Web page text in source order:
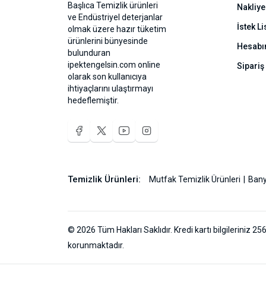
Başlıca Temizlik ürünleri
ve Endüstriyel deterjanlar
olmak üzere hazır tüketim
ürünlerini bünyesinde
bulunduran
ipektengelsin.com online
olarak son kullanıcıya
ihtiyaçlarını ulaştırmayı
hedeflemiştir.
İstek
Sipariş
Temizlik Ürünleri: Mutfak Temizlik Ürünleri
© 2026 Tüm Hakları Saklıdır. Kredi kartı bilgileriniz
korunmaktadır.